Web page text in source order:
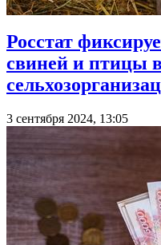
Росстат
свиней и птицы
3 сентября 2024, 13:05